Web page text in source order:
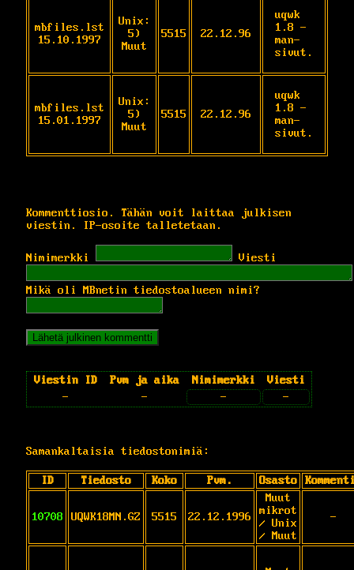
mbfiles.lst
15.10.1997
Unix:
5)
Muut
5515 22.12.96
uqwk
1.8 -
man-
sivut.
mbfiles.lst
15.01.1997
Unix:
5)
Muut
5515 22.12.96
uqwk
1.8 -
man-
sivut.
Kommenttiosio. Tähän voit laittaa julkisen
viestin. IP-osoite talletetaan.
Nimimerkki Viesti
Mikä oli MBnetin tiedostoalueen nimi?
Viestin ID Pvm ja aika Nimimerkki
Viesti
-
- - -
Samankaltaisia tiedostonimiä:
ID Tiedosto Koko Pvm. Osasto
10708 UQWK18MN.GZ 5515 22.12.1996
Muut
mikrot
/ Unix
/ Muut
-